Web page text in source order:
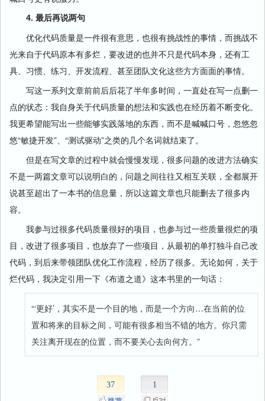
4. 最后再说两句
优化代码质量是一件很有意思，也很有挑战性的事情，而挑战不
光来自于代码原本有多烂，要改进的也并不只是代码本身，还有工
具、习惯、练习、开发流程、甚至团队文化这些方方面面的事情。
写这一系列文章前前后后花了半年多时间，一直处在写一点删一
点的状态：我自身关于代码质量的想法和实践也在经历着不断变化。
我更希望能写出一些能够实践落地的东西，而不是喊喊口号，忽悠忽
悠“敏捷开发”、“测试驱动”之类的几个名词就结束了。
但是在写文章的过程中就会慢慢发现，很多问题的改进方法确实
不是一两篇文章可以说明白的，问题之间往往又相互关联，全都展开
说甚至超出了一本书的信息量，所以这篇文章也只能删去了很多内
容。
我参与过很多代码质量很好的项目，也参与过一些质量很烂的项
目，改进了很多项目，也放弃了一些项目，从最初的单打独斗自己改
代码，到后来带领团队优化工作流程，经历了很多。无论如何，关于
烂代码，我决定引用一下《布道之道》这本书里的一句话：
“‘更好’，其实不是一个目的地，而是一个方向…在当前的位
置和将来的目标之间，可能有很多相当不错的地方。你只需
关注离开现在的位置，而不要关心去向何方。”
37 1